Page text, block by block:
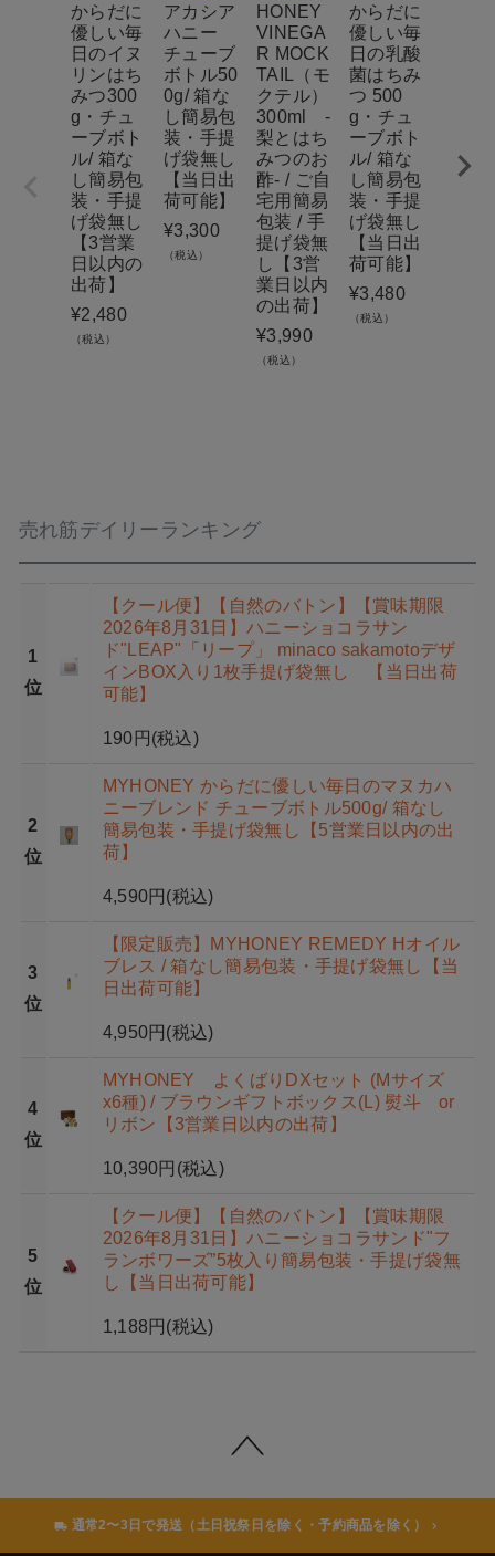
からだに
優しい毎
日のイヌ
リンはち
みつ300
g・チュ
ーブボト
ル/ 箱な
し簡易包
装・手提
げ袋無し
【3営業
日以内の
出荷】
¥2,480
（税込）
アカシア
ハニー
チューブ
ボトル50
0g/ 箱な
し簡易包
装・手提
げ袋無し
【当日出
荷可能】
¥3,300
（税込）
HONEY
VINEGA
R MOCK
TAIL（モ
クテル）
300ml -
梨とはち
みつのお
酢- / ご自
宅用簡易
包装 / 手
提げ袋無
し【3営
業日以内
の出荷】
¥3,990
（税込）
からだに
優しい毎
日の乳酸
菌はちみ
つ 500
g・チュ
ーブボト
ル/ 箱な
し簡易包
装・手提
げ袋無し
【当日出
荷可能】
¥3,480
（税込）
種の蜜
源/ 箱
売れ筋デイリーランキング
1
位
【クール便】【自然のバトン】【賞味期限
2026年8月31日】ハニーショコラサン
ド"LEAP"「リープ」 minaco sakamotoデザ
インBOX入り1枚手提げ袋無し 【当日出荷
可能】
190円 (税込)
2
位
MYHONEY からだに優しい毎日のマヌカハ
ニーブレンド チューブボトル500g/ 箱なし
簡易包装・手提げ袋無し【5営業日以内の出
荷】
4,590円 (税込)
3
位
【限定販売】MYHONEY REMEDY Hオイル
ブレス / 箱なし簡易包装・手提げ袋無し【当
日出荷可能】
4,950円 (税込)
4
位
MYHONEY よくばりDXセット (Mサイズ
x6種) / ブラウンギフトボックス(L) 熨斗 or
リボン【3営業日以内の出荷】
10,390円 (税込)
5
位
【クール便】【自然のバトン】【賞味期限
2026年8月31日】ハニーショコラサンド"フ
ランボワーズ”5枚入り簡易包装・手提げ袋無
し【当日出荷可能】
1,188円 (税込)
通常2〜3日で発送（土日祝祭日を除く・予約商品を除く）